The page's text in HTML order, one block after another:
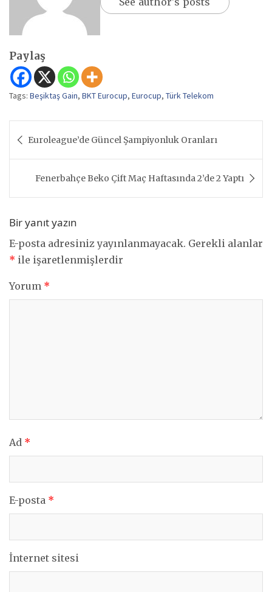
Paylaş
Tags: Beşiktaş Gain, BKT Eurocup, Eurocup, Türk Telekom
gezinmesi
Euroleague’de Güncel Şampiyonluk Oranları
Fenerbahçe Beko Çift Maç Haftasında 2’de 2 Yaptı
Bir yanıt yazın
E-posta adresiniz yayınlanmayacak. Gerekli alanlar
* ile işaretlenmişlerdir
Yorum *
Ad *
E-posta *
İnternet sitesi